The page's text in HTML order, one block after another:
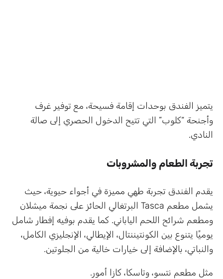
يتميز الفندق بوحدات إقامة فسيحة، مع توفير غرف
وأجنحة “كلوب” التي تتيح الدخول الحصري إلى صالة
النادي.
تجربة الطعام والمشروبات
يقدم الفندق تجربة طهي مميزة في أجواء حيوية، حيث
يشمل مطعم Tasca البرتغالي الحائز على نجمة ميشلان
ومطعم شرائح اللحم الياباني. كما يقدم بوفيه إفطار شامل
يوميًا يتنوع بين الكونتيننتال، الإيطالي، الإنجليزي الكامل،
والنباتي، بالإضافة إلى خيارات خالية من الجلوتين.
مثل مطعم نتسو، وتاسكا، كازا أمور.